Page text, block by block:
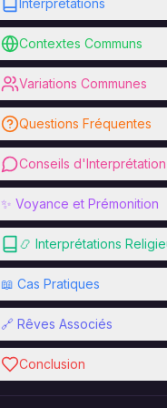
Interprétations
Contextes Communs
Variations Communes
Questions Fréquentes
Conseils d'Interprétation
✨ Voyance et Prémonition
📿 Interprétations
📖 Cas Pratiques
🔗 Rêves Associés
Conclusion